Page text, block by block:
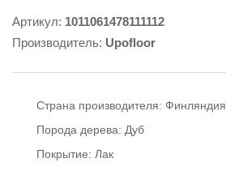
Артикул: 1011061478111112
Производитель: Upofloor
Страна производителя: Финляндия
Порода дерева: Дуб
Покрытие: Лак